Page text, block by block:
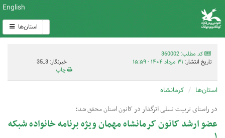
English
استان‌ها
کد مطلب: 360002
تاریخ انتشار: ۳۱ مرداد ۱۴۰۴ - ۱۵:۵۹
خبرنگار: 3_35
چاپ
استان‌ها کرمانشاه
در راستای تربیت نسلی اثرگذار در کانون استان محقق شد؛
عضو ارشد کانون کرمانشاه مهمان ویژه برنامه خانواده شبکه